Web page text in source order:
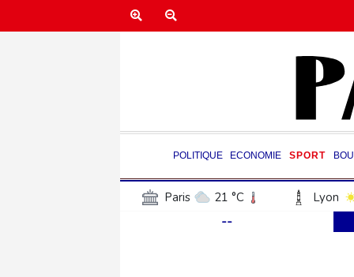
POLITIQUE ECONOMIE SPORT
Paris 21 °C Lyon
Luxembourg
--